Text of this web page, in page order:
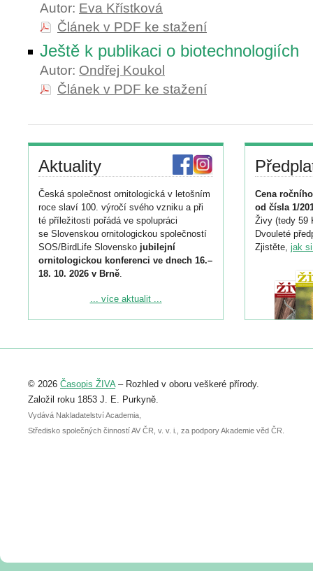
Autor: Eva Křístková
Článek v PDF ke stažení
Ještě k publikaci o biotechnologiích
Autor: Ondřej Koukol
Článek v PDF ke stažení
Aktuality
Česká společnost ornitologická v letošním
roce slaví 100. výročí svého vzniku a při
té příležitosti pořádá ve spolupráci
se Slovenskou ornitologickou společností
SOS/BirdLife Slovensko jubilejní
ornitologickou konferenci ve dnech 16.–
18. 10. 2026 v Brně.
Podrobnější informace ke konferenci
Registrovat se můžete do 6. září.
abstraktu přihlášené přednášky nebo
posteru je už 30. června.
... více aktualit ...
Cena
od čísla 1/
Živy (tedy 59
Dvouleté
Zjistěte, jak
© 2026 Časopis ŽIVA– Rozhled v oboru veškeré přírody.
Založil roku 1853 J. E. Purkyně.
Vydává Nakladatelství Academia,
Středisko společných činností AV ČR, v. v. i., za podpory Akademie věd ČR.